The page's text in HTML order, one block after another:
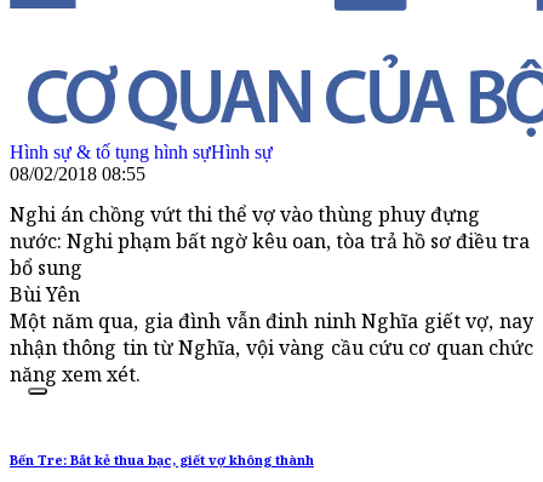
Hình sự & tố tụng hình sựHình sự
08/02/2018 08:55
Nghi án chồng vứt thi thể vợ vào thùng phuy đựng
nước: Nghi phạm bất ngờ kêu oan, tòa trả hồ sơ điều tra
bổ sung
Bùi Yên
Một năm qua, gia đình vẫn đinh ninh Nghĩa giết vợ, nay
nhận thông tin từ Nghĩa, vội vàng cầu cứu cơ quan chức
năng xem xét.
Bến Tre: Bắt kẻ thua bạc, giết vợ không thành